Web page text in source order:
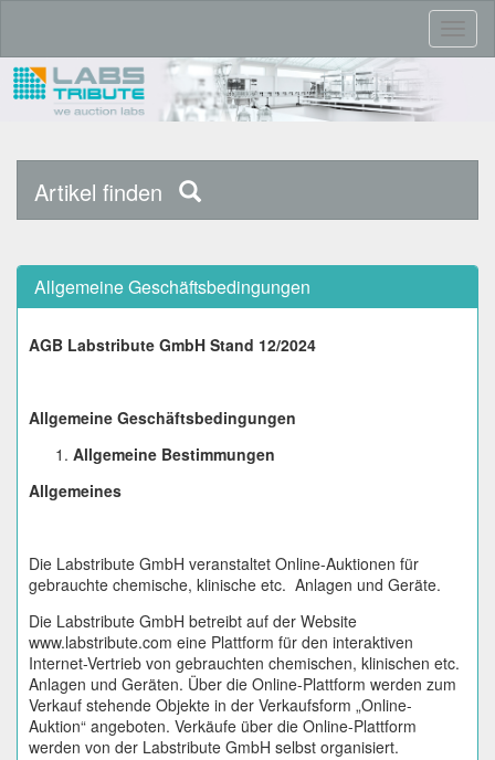
Artikel finden
Allgemeine Geschäftsbedingungen
AGB Labstribute GmbH Stand 12/2024
Allgemeine Geschäftsbedingungen
Allgemeine Bestimmungen
Allgemeines
Die Labstribute GmbH veranstaltet Online-Auktionen für
gebrauchte chemische, klinische etc. Anlagen und Geräte.
Die Labstribute GmbH betreibt auf der Website
www.labstribute.com eine Plattform für den interaktiven
Internet-Vertrieb von gebrauchten chemischen, klinischen etc.
Anlagen und Geräten. Über die Online-Plattform werden zum
Verkauf stehende Objekte in der Verkaufsform „Online-
Auktion“ angeboten. Verkäufe über die Online-Plattform
werden von der Labstribute GmbH selbst organisiert.